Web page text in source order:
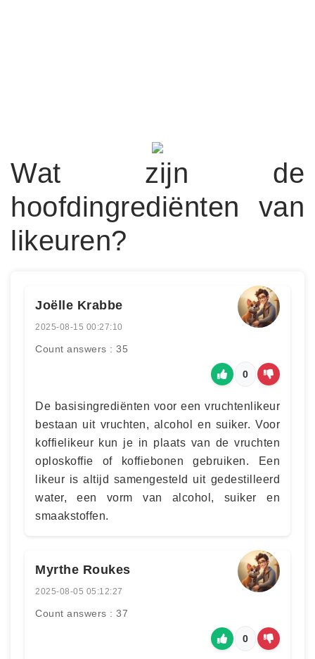
Wat zijn de
hoofdingrediënten van
likeuren?
Joëlle Krabbe
2025-08-15 00:27:10
Count answers : 35
0
De basisingrediënten voor een vruchtenlikeur
bestaan uit vruchten, alcohol en suiker. Voor
koffielikeur kun je in plaats van de vruchten
oploskoffie of koffiebonen gebruiken. Een
likeur is altijd samengesteld uit gedestilleerd
water, een vorm van alcohol, suiker en
smaakstoffen.
Myrthe Roukes
2025-08-05 05:12:27
Count answers : 37
0